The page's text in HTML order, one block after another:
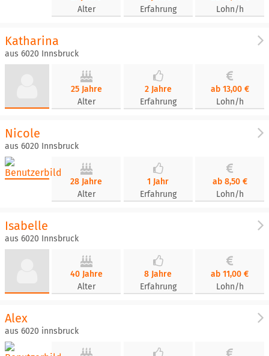
Alter
Erfahrung
Lohn/h
Katharina
aus 6020 Innsbruck
25 Jahre
Alter
2 Jahre
Erfahrung
ab 13,00 €
Lohn/h
Nicole
aus 6020 Innsbruck
28 Jahre
Alter
1 Jahr
Erfahrung
ab 8,50 €
Lohn/h
Isabelle
aus 6020 Innsbruck
40 Jahre
Alter
8 Jahre
Erfahrung
ab 11,00 €
Lohn/h
Alex
aus 6020 innsbruck